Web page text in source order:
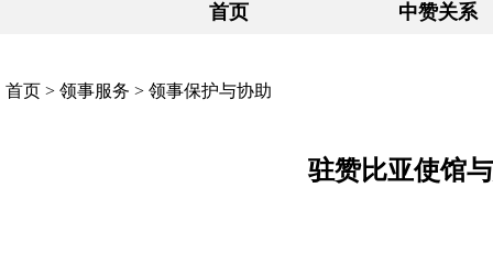
首页 中赞关系
首页 > 领事服务 > 领事保护与协助
驻赞比亚使馆